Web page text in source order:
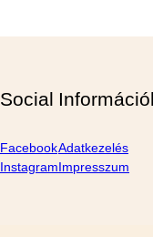
Social
Facebook
Instagram
Adatkezelés
Impresszum